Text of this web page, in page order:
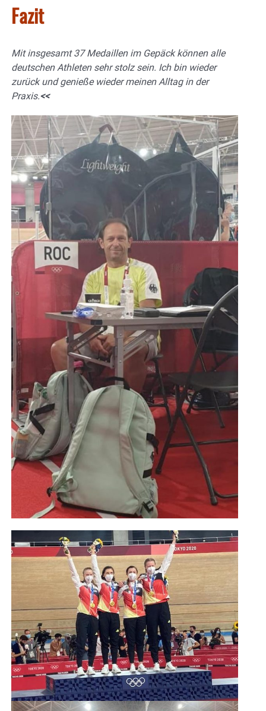
Fazit
Mit insgesamt 37 Medaillen im Gepäck können alle
deutschen Athleten sehr stolz sein. Ich bin wieder
zurück und genieße wieder meinen Alltag in der
Praxis.<<